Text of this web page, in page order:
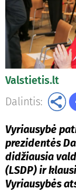
Valstietis.lt
Dalintis:
Vyriausybė
prezidentės
didžiausia
(LSDP) ir
Vyriausybės